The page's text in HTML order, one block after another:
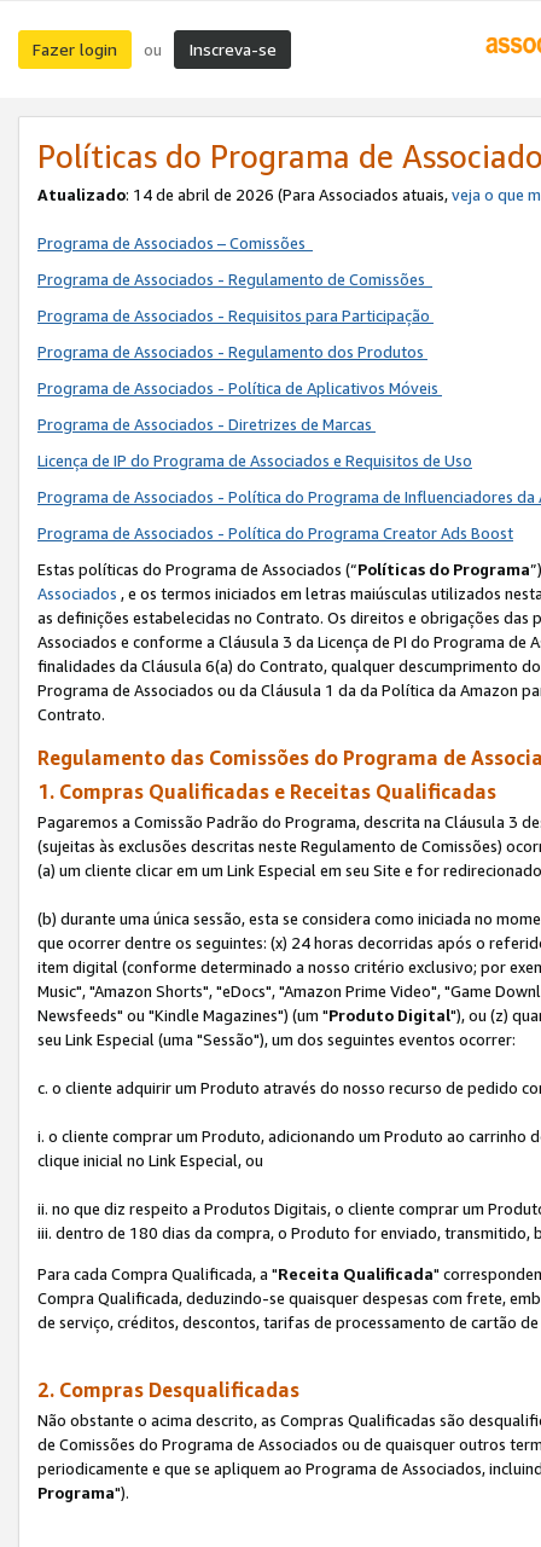
Fazer login ou Inscreva-se
Políticas do Programa de
Atualizado: 14 de abril de 2026 (Para Associados atuais,veja o que
Programa de Associados – Comissões
Programa de Associados - Regulamento de Comissões
Programa de Associados - Requisitos para Participação
Programa de Associados - Regulamento dos Produtos
Programa de Associados - Política de Aplicativos Móveis
Programa de Associados - Diretrizes de Marcas
Licença de IP do Programa de Associados e Requisitos de Uso
Programa de Associados - Política do Programa de Influenciadores
Programa de Associados - Política do Programa Creator Ads Boost
Estas políticas do Programa de Associados (“Políticas do Programa
Associados , e os termos iniciados em letras maiúsculas utilizados
as definições estabelecidas no Contrato. Os direitos e obrigações
Associados e conforme a Cláusula 3 da Licença de PI do Programa
finalidades da Cláusula 6(a) do Contrato, qualquer descumprimento
Programa de Associados ou da Cláusula 1 da da Política da Amazon
Contrato.
Regulamento das Comissões do Programa de
1. Compras Qualificadas e Receitas Qualificadas
Pagaremos a Comissão Padrão do Programa, descrita na Cláusula 3
(sujeitas às exclusões descritas neste Regulamento de Comissões)
(a) um cliente clicar em um Link Especial em seu Site e for
(b) durante uma única sessão, esta se considera como iniciada no
que ocorrer dentre os seguintes: (x) 24 horas decorridas após o
item digital (conforme determinado a nosso critério exclusivo; por
Music", "Amazon Shorts", "eDocs", "Amazon Prime Video", "Game
Newsfeeds" ou "Kindle Magazines") (um "Produto Digital"), ou (z)
seu Link Especial (uma "Sessão"), um dos seguintes eventos ocorrer:
c. o cliente adquirir um Produto através do nosso recurso de pedido
i. o cliente comprar um Produto, adicionando um Produto ao
clique inicial no Link Especial, ou
ii. no que diz respeito a Produtos Digitais, o cliente comprar um
iii. dentro de 180 dias da compra, o Produto for enviado, transmitido,
Para cada Compra Qualificada, a "Receita Qualificada"
Compra Qualificada, deduzindo-se quaisquer despesas com frete,
de serviço, créditos, descontos, tarifas de processamento de cartão
2. Compras Desqualificadas
Não obstante o acima descrito, as Compras Qualificadas são
de Comissões do Programa de Associados ou de quaisquer outros
periodicamente e que se apliquem ao Programa de Associados,
Programa").